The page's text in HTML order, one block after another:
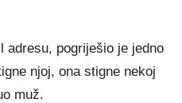
adresu, pogriješio je jedno
njoj, ona stigne nekoj
muž.